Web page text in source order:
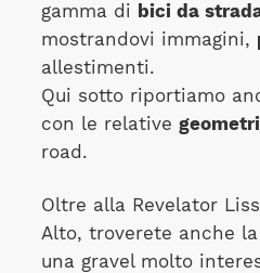
gamma di bici da
mostrandovi immagini,
allestimenti.
Qui sotto riportiamo
con le relative
road.
Oltre alla Revelator
Alto, troverete anche
una gravel molto